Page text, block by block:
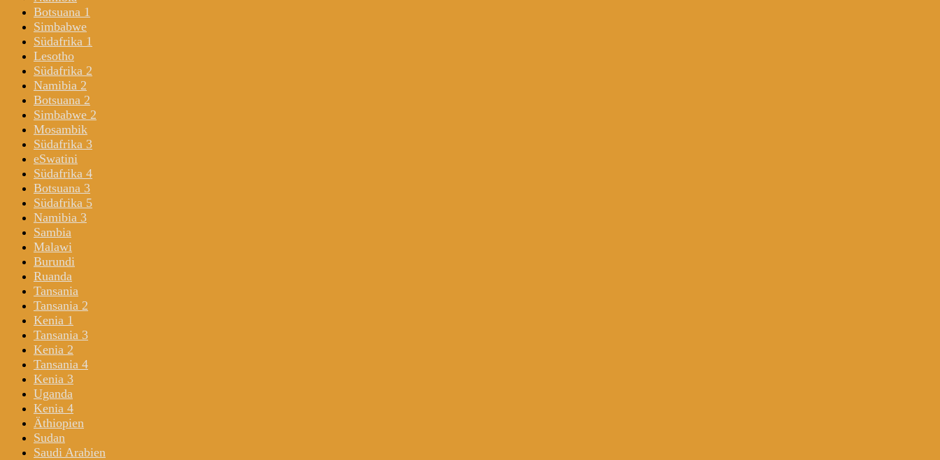
Botsuana 1
Simbabwe
Südafrika 1
Lesotho
Südafrika 2
Namibia 2
Botsuana 2
Simbabwe 2
Mosambik
Südafrika 3
eSwatini
Südafrika 4
Botsuana 3
Südafrika 5
Namibia 3
Sambia
Malawi
Burundi
Ruanda
Tansania
Tansania 2
Kenia 1
Tansania 3
Kenia 2
Tansania 4
Kenia 3
Uganda
Kenia 4
Äthiopien
Sudan
Saudi Arabien